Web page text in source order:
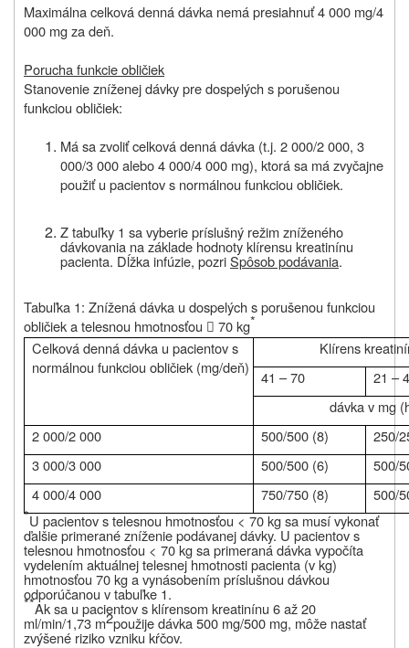
Maximálna celková denná dávka nemá presiahnuť 4 000 mg/4
000 mg za deň.
Porucha funkcie obličiek
Stanovenie zníženej dávky pre dospelých s porušenou
funkciou obličiek:
Má sa zvoliť celková denná dávka (t.j. 2 000/2 000, 3
000/3 000 alebo 4 000/4 000 mg), ktorá sa má zvyčajne
použiť u pacientov s normálnou funkciou obličiek.
Z tabuľky 1 sa vyberie príslušný režim zníženého
dávkovania na základe hodnoty klírensu kreatinínu
pacienta. Dĺžka infúzie, pozriSpôsob podávania.
Tabuľka 1: Znížená dávka u dospelých s porušenou funkciou
obličiek a telesnou hmotnosťou  70 kg*
Celková denná dávka u pacientov s
normálnou funkciou obličiek (mg/deň)
Klírens
41 – 70
21 –
dávka v mg
2 000/2 000
500/500 (8)
250/
3 000/3 000
500/500 (6)
500/
4 000/4 000
750/750 (8)
500/
*U pacientov s telesnou hmotnosťou < 70 kg sa musí vykonať
ďalšie primerané zníženie podávanej dávky. U pacientov s
telesnou hmotnosťou < 70 kg sa primeraná dávka vypočíta
vydelením aktuálnej telesnej hmotnosti pacienta (v kg)
hmotnosťou 70 kg a vynásobením príslušnou dávkou
odporúčanou v tabuľke 1.
**Ak sa u pacientov s klírensom kreatinínu 6 až 20
ml/min/1,73 m2použije dávka 500 mg/500 mg, môže nastať
zvýšené riziko vzniku kŕčov.